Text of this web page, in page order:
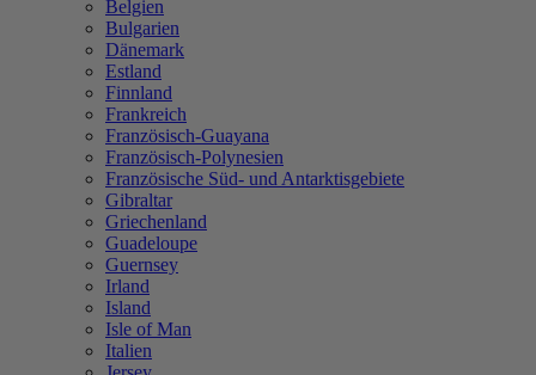
Belgien
Bulgarien
Dänemark
Estland
Finnland
Frankreich
Französisch-Guayana
Französisch-Polynesien
Französische Süd- und Antarktisgebiete
Gibraltar
Griechenland
Guadeloupe
Guernsey
Irland
Island
Isle of Man
Italien